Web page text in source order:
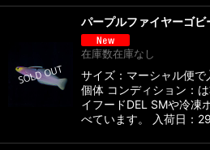
パープルファイヤーゴビ
在庫数在庫なし
サイズ：マーシャル便
個体 コンディション：
イフードDEL SMや冷凍
べています。 入荷日：